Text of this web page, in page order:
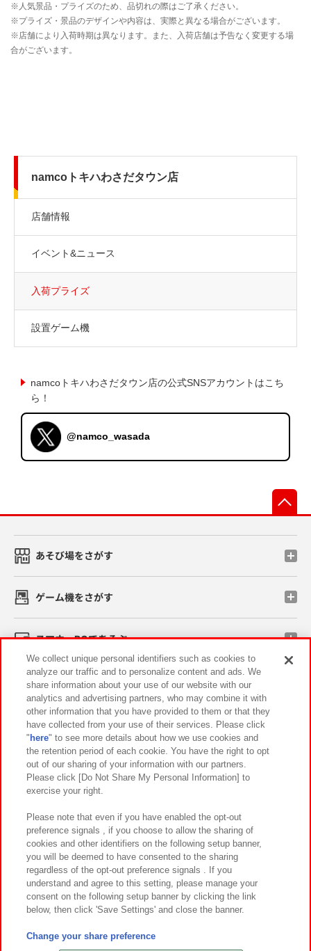
namcoトキハわさだタウン店
店舗情報
イベント&ニュース
入荷プライズ
設置ゲーム機
namcoトキハわさだタウン店の公式SNSアカウントはこち
ら！
@namco_wasada
あそび場をさがす
ゲーム機をさがす
スマホ・PCであそぶ
イベント・キャンペーン
関連会社 サステナビリティ サイトポリシー
プライバシーポリシー ウェブアクセシビリティ方針と検証結果
お取引先さまとともに
カスタマーハラスメント対応方針 よくあるご質問・お問い合わせ
©Bandai Namco Amusement Inc.
©Bandai Namco Amusement Lab Inc.
We collect unique personal identifiers such as cookies to
analyze our traffic and to personalize content and ads. We
share information about your use of our website with our
analytics and advertising partners, who may combine it with
other information that you have provided to them or that they
have collected from your use of their services. Please click
" here" to see more details about how we use cookies and
the retention period of each cookie. You have the right to opt
out of our sharing of your information with our partners.
Please click [Do Not Share My Personal Information] to
exercise your right.
Please note that even if you have enabled the opt-out
preference signals , if you choose to allow the sharing of
cookies and other identifiers on the following setup banner,
you will be deemed to have consented to the sharing
regardless of the opt-out preference signals . If you
understand and agree to this setting, please manage your
consent on the following setup banner by clicking the link
below, then click 'Save Settings' and close the banner.
Change your share preference